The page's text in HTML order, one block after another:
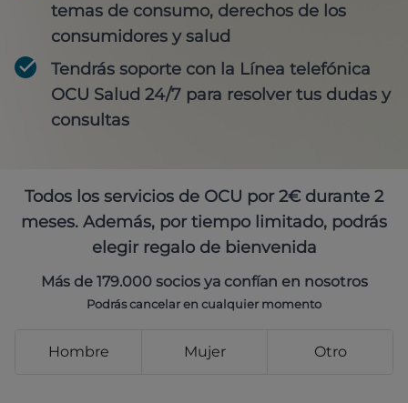
temas de consumo, derechos de los
consumidores y salud
Tendrás soporte con la Línea telefónica
OCU Salud 24/7 para resolver tus dudas y
consultas
Todos los servicios de OCU por 2€ durante 2
meses. Además, por tiempo limitado, podrás
elegir regalo de bienvenida
Más de 179.000 socios ya confían en nosotros
Podrás cancelar en cualquier momento
Hombre Mujer Otro